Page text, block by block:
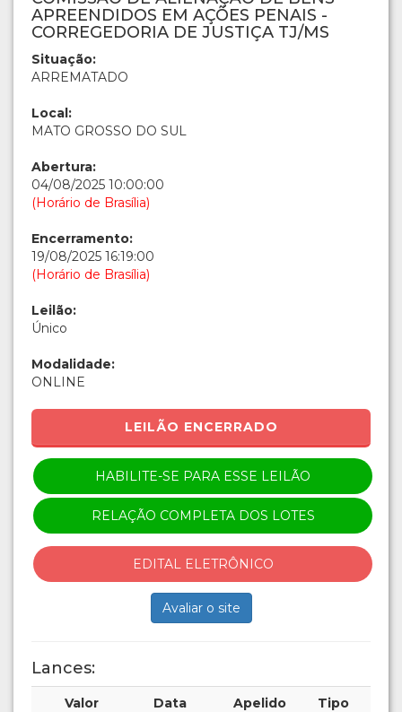
APREENDIDOS EM AÇÕES PENAIS -
CORREGEDORIA DE JUSTIÇA TJ/MS
Situação:
ARREMATADO
Local:
MATO GROSSO DO SUL
Abertura:
04/08/2025 10:00:00
(Horário de Brasília)
Encerramento:
19/08/2025 16:19:00
(Horário de Brasília)
Leilão:
Único
Modalidade:
ONLINE
LEILÃO ENCERRADO
HABILITE-SE PARA ESSE LEILÃO
RELAÇÃO COMPLETA DOS LOTES
EDITAL ELETRÔNICO
Avaliar o site
Lances:
Valor Data Apelido Tipo